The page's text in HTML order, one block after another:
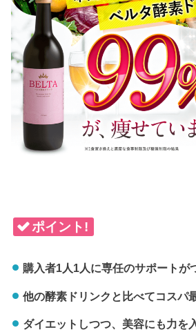
ポイント!
購入者1人1人に専任のサポートが
他の酵素ドリンクと比べてコスパ
ダイエットしつつ、美容にも力を